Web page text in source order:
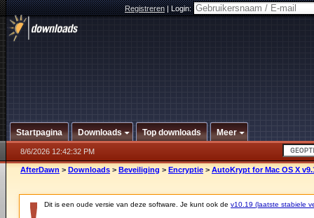
Registreren|Login:
Startpagina Downloads Top downloads Meer
8/6/2026 12:42:32 PM
AfterDawn > Downloads > Beveiliging > Encryptie > AutoKrypt for Mac OS X
Dit is een oude versie van deze software. Je kunt ook de v10.19 (laatste stabiele